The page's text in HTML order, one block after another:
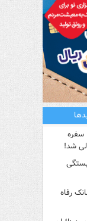
سفره
بانک رفاه